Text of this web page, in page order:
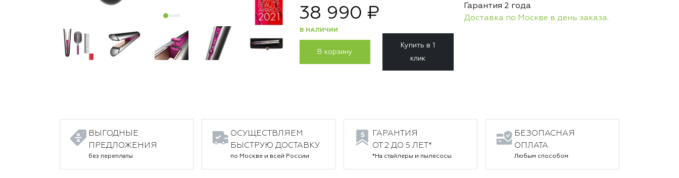
Гарантия 2 года
Доставка по Москве в день заказа.
38 990 ₽
В НАЛИЧИИ
В корзину
Купить в 1
клик
ВЫГОДНЫЕ
ПРЕДЛОЖЕНИЯ
без переплаты
ОСУЩЕСТВЛЯЕМ
БЫСТРУЮ ДОСТАВКУ
по Москве и всей России
ГАРАНТИЯ
ОТ 2 ДО 5 ЛЕТ*
*На стайлеры и пылесосы
БЕЗОПАСНАЯ
ОПЛАТА
Любым способом